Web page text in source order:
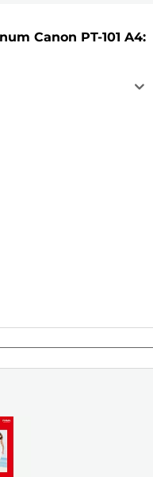
Canon PT-101 A4: